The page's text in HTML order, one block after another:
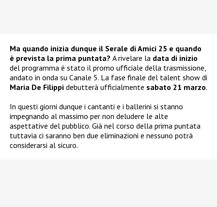
Ma quando inizia dunque il Serale di Amici 25 e quando
è prevista la prima puntata? A rivelare la data di inizio
del programma è stato il promo ufficiale della trasmissione,
andato in onda su Canale 5. La fase finale del talent show di
Maria De Filippi debutterà ufficialmente sabato 21 marzo.
In questi giorni dunque i cantanti e i ballerini si stanno
impegnando al massimo per non deludere le alte
aspettative del pubblico. Già nel corso della prima puntata
tuttavia ci saranno ben due eliminazioni e nessuno potrà
considerarsi al sicuro.